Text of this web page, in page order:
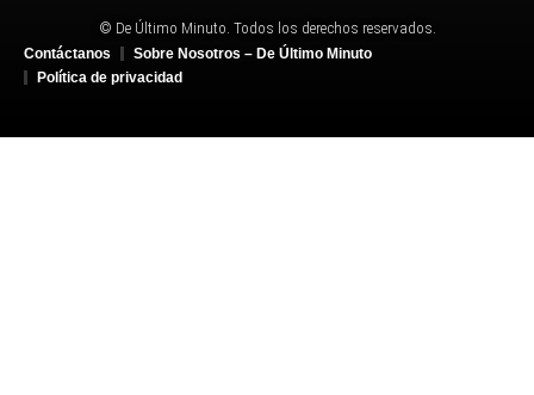
© De Último Minuto. Todos los derechos reservados.
Contáctanos
Sobre Nosotros – De Último Minuto
Política de privacidad